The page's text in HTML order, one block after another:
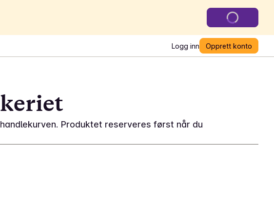
Logg inn Opprett konto
Produktet reserveres først når du